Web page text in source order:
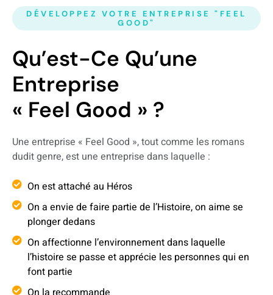
DÉVELOPPEZ VOTRE ENTREPRISE "FEEL
GOOD"
Qu’est-Ce Qu’une
Entreprise
« Feel Good » ?
Une entreprise « Feel Good », tout comme les romans
dudit genre, est une entreprise dans laquelle :
On est attaché au Héros
On a envie de faire partie de l’Histoire, on aime se
plonger dedans
On affectionne l’environnement dans laquelle
l’histoire se passe et apprécie les personnes qui en
font partie